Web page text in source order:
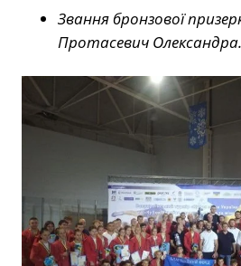
Звання бронзової
Протасевич Олександра.